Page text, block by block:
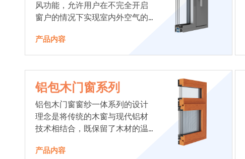
风功能，允许用户在不完全开启
窗户的情况下实现室内外空气的
又避免了风雨对室内的直接影
响。
产品内容
铝包木门窗系列
铝包木门窗窗纱一体系列的设计
理念是将传统的木窗与现代铝材
技术相结合，既保留了木材的温
和功能性。
产品内容